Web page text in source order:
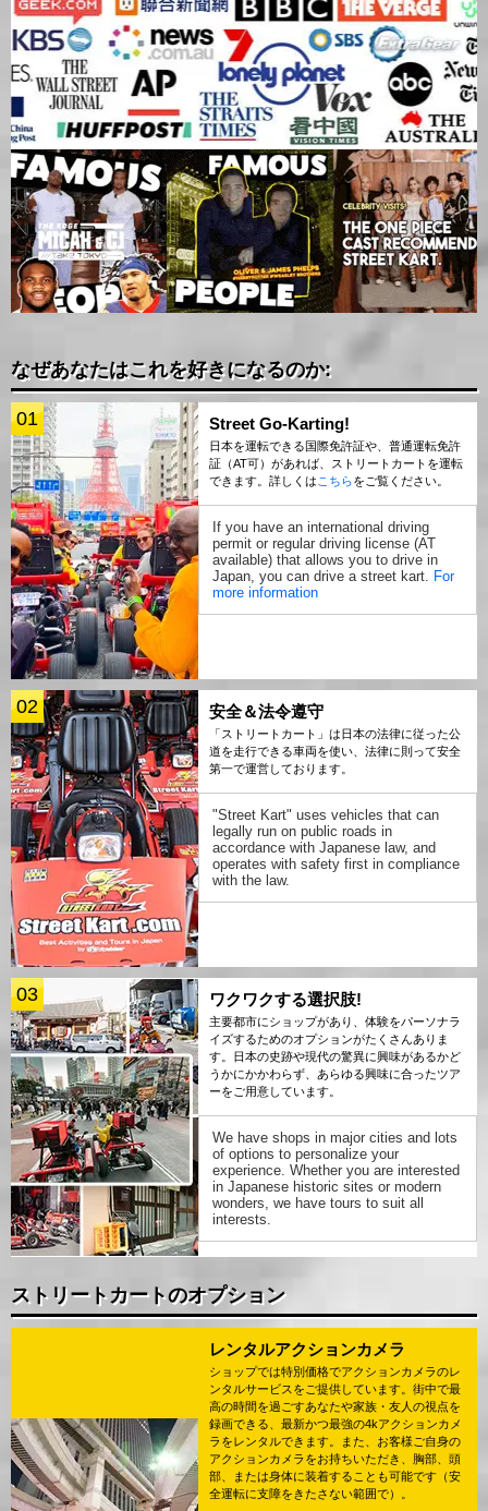
なぜあなたはこれを好きになるのか:
01 Street Go-Karting!
日本を運転できる国際免許証や、普通運転免許
証（AT可）があれば、ストリートカートを運転
できます。詳しくは こちらをご覧ください。
If you have an international driving
permit or regular driving license (AT
available) that allows you to drive in
Japan, you can drive a street kart.
For
more information
02 安全＆法令遵守
「ストリートカート」は日本の法律に従った公
道を走行できる車両を使い、法律に則って安全
第一で運営しております。
"Street Kart" uses vehicles that can
legally run on public roads in
accordance with Japanese law, and
operates with safety first in compliance
with the law.
03 ワクワクする選択肢!
主要都市にショップがあり、体験をパーソナラ
イズするためのオプションがたくさんありま
す。日本の史跡や現代の驚異に興味があるかど
うかにかかわらず、あらゆる興味に合ったツア
ーをご用意しています。
We have shops in major cities and lots
of options to personalize your
experience. Whether you are interested
in Japanese historic sites or modern
wonders, we have tours to suit all
interests.
ストリートカートのオプション
レンタルアクションカメラ
ショップでは特別価格でアクションカメラのレ
ンタルサービスをご提供しています。街中で最
高の時間を過ごすあなたや家族・友人の視点を
録画できる、最新かつ最強の4kアクションカメ
ラをレンタルできます。また、お客様ご自身の
アクションカメラをお持ちいただき、胸部、頭
部、または身体に装着することも可能です（安
全運転に支障をきたさない範囲で）。